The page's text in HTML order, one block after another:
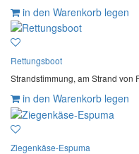
in den Warenkorb legen
Rettungsboot
Strandstimmung, am Strand von
in den Warenkorb legen
Ziegenkäse-Espuma